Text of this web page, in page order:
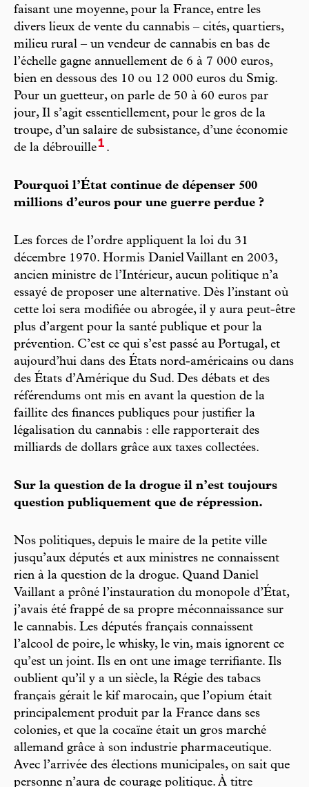
faisant une moyenne, pour la France, entre les
divers lieux de vente du cannabis – cités, quartiers,
milieu rural – un vendeur de cannabis en bas de
l’échelle gagne annuellement de 6 à 7 000 euros,
bien en dessous des 10 ou 12 000 euros du Smig.
Pour un guetteur, on parle de 50 à 60 euros par
jour, Il s’agit essentiellement, pour le gros de la
troupe, d’un salaire de subsistance, d’une économie
de la débrouille1 .
Pourquoi l’État continue de dépenser 500
millions d’euros pour une guerre perdue ?
Les forces de l’ordre appliquent la loi du 31
décembre 1970. Hormis Daniel Vaillant en 2003,
ancien ministre de l’Intérieur, aucun politique n’a
essayé de proposer une alternative. Dès l’instant où
cette loi sera modifiée ou abrogée, il y aura peut-être
plus d’argent pour la santé publique et pour la
prévention. C’est ce qui s’est passé au Portugal, et
aujourd’hui dans des États nord-américains ou dans
des États d’Amérique du Sud. Des débats et des
référendums ont mis en avant la question de la
faillite des finances publiques pour justifier la
légalisation du cannabis : elle rapporterait des
milliards de dollars grâce aux taxes collectées.
Sur la question de la drogue il n’est toujours
question publiquement que de répression.
Nos politiques, depuis le maire de la petite ville
jusqu’aux députés et aux ministres ne connaissent
rien à la question de la drogue. Quand Daniel
Vaillant a prôné l’instauration du monopole d’État,
j’avais été frappé de sa propre méconnaissance sur
le cannabis. Les députés français connaissent
l’alcool de poire, le whisky, le vin, mais ignorent ce
qu’est un joint. Ils en ont une image terrifiante. Ils
oublient qu’il y a un siècle, la Régie des tabacs
français gérait le kif marocain, que l’opium était
principalement produit par la France dans ses
colonies, et que la cocaïne était un gros marché
allemand grâce à son industrie pharmaceutique.
Avec l’arrivée des élections municipales, on sait que
personne n’aura de courage politique. À titre